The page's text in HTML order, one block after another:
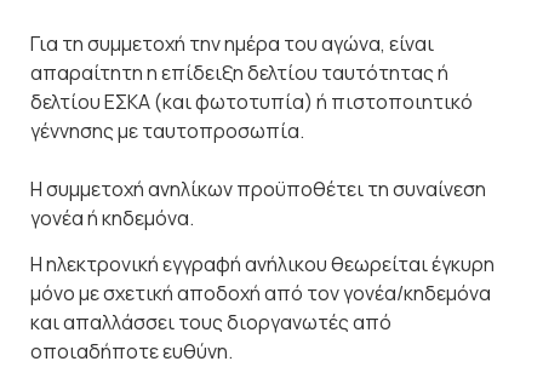
Για τη συμμετοχή την ημέρα του αγώνα, είναι
απαραίτητη η επίδειξη δελτίου ταυτότητας ή
δελτίου ΕΣΚΑ (και φωτοτυπία) ή πιστοποιητικό
γέννησης με ταυτοπροσωπία.
Η συμμετοχή ανηλίκων προϋποθέτει τη συναίνεση
γονέα ή κηδεμόνα.
Η ηλεκτρονική εγγραφή ανήλικου θεωρείται έγκυρη
μόνο με σχετική αποδοχή από τον γονέα/κηδεμόνα
και απαλλάσσει τους διοργανωτές από
οποιαδήποτε ευθύνη.